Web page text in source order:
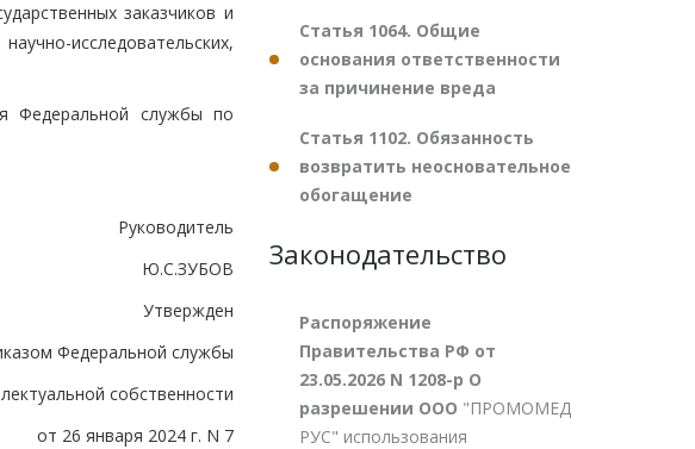
заказчиков и
исследовательских,
Федеральной службы по
Руководитель
Ю.С.ЗУБОВ
Утвержден
Федеральной службы
собственности
от 26 января 2024 г. N 7
Статья 1064. Общие
основания ответственности
за причинение вреда
Статья 1102. Обязанность
возвратить неосновательное
обогащение
Законодательство
Распоряжение
Правительства РФ от
23.05.2026 N 1208-р О
разрешении ООО "ПРОМОМЕД
РУС" использования